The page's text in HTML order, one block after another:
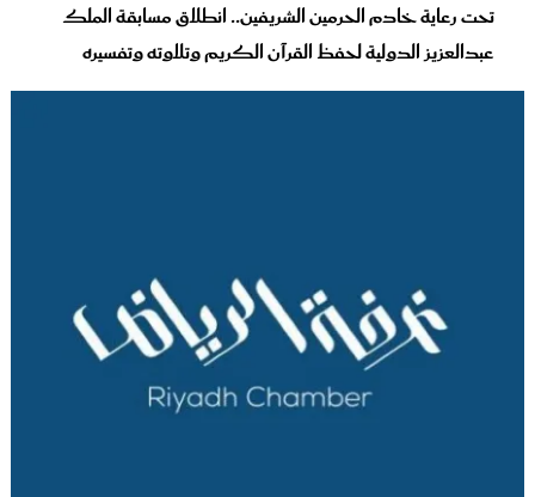
تحت رعاية خادم الحرمين الشريفين.. انطلاق مسابقة الملك
عبدالعزيز الدولية لحفظ القرآن الكريم وتلاوته وتفسيره